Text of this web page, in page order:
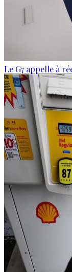
Le G7 appelle à